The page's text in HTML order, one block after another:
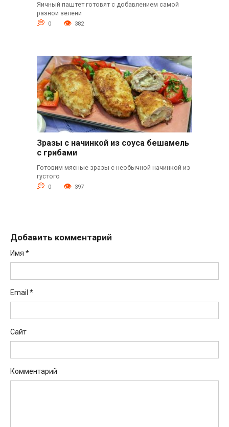
Яичный паштет готовят с добавлением самой
разной зелени
0 382
Зразы с начинкой из соуса бешамель
с грибами
Готовим мясные зразы с необычной начинкой из
густого
0 397
Добавить комментарий
Имя *
Email *
Сайт
Комментарий